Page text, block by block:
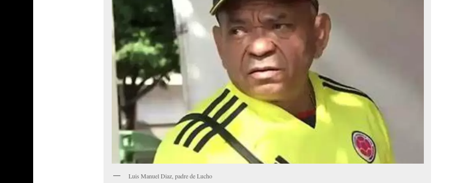
Luis Manuel Diaz, padre de Lucho